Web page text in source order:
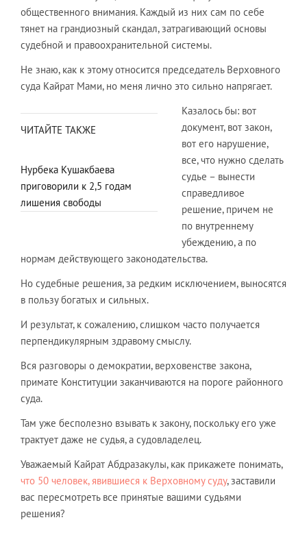
общественного внимания. Каждый из них сам по себе
тянет на грандиозный скандал, затрагивающий основы
судебной и правоохранительной системы.
Не знаю, как к этому относится председатель Верховного
суда Кайрат Мами, но меня лично это сильно напрягает.
ЧИТАЙТЕ ТАКЖЕ
Нурбека Кушакбаева
приговорили к 2,5 годам
лишения свободы
Казалось бы: вот
документ, вот закон,
вот его нарушение,
все, что нужно сделать
судье – вынести
справедливое
решение, причем не
по внутреннему
убеждению, а по
нормам действующего законодательства.
Но судебные решения, за редким исключением, выносятся
в пользу богатых и сильных.
И результат, к сожалению, слишком часто получается
перпендикулярным здравому смыслу.
Вся разговоры о демократии, верховенстве закона,
примате Конституции заканчиваются на пороге районного
суда.
Там уже бесполезно взывать к закону, поскольку его уже
трактует даже не судья, а судовладелец.
Уважаемый Кайрат Абдразакулы, как прикажете понимать,
что 50 человек, явившиеся к Верховному суду, заставили
вас пересмотреть все принятые вашими судьями
решения?